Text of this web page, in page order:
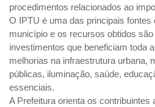
procedimentos relacionados ao
O IPTU é uma das principais fontes
município e os recursos obtidos
investimentos que beneficiam toda
melhorias na infraestrutura urbana,
públicas, iluminação, saúde,
essenciais.
A Prefeitura orienta os contribuintes